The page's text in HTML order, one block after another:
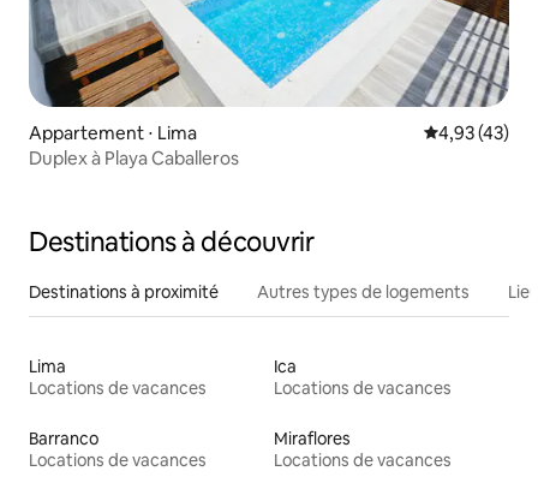
Appartement ⋅ Lima Évaluation
4,93 (43)
Duplex à Playa Caballeros
Destinations à découvrir
Destinations à proximité Autres types de logements
Lima
Locations de vacances
Ica
Locations de vacances
Barranco
Locations de vacances
Miraflores
Locations de vacances